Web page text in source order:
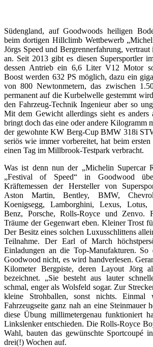
Südengland, auf Goodwoods heiligen
beim dortigen Hillclimb Wettbewerb
Jörgs Speed und Bergrennerfahrung,
an. Seit 2013 gibt es diesen Supersportler
dessen Antrieb ein 6,6 Liter V12 Motor
Boost werden 632 PS möglich, dazu ein
von 800 Newtonmetern, das zwischen
permanent auf die Kurbelwelle gestemmt
den Fahrzeug-Technik Ingenieur aber so
Mit dem Gewicht allerdings sieht es anders
bringt doch das eine oder andere Kilogramm
der gewohnte KW Berg-Cup BMW 318i
seriös wie immer vorbereitet, hat beim
einen Tag im Millbrook-Testpark verbracht.
Was ist denn nun der „Michelin Supercar
„Festival of Speed“ in Goodwood
Kräftemessen der Hersteller von
Aston Martin, Bentley, BMW,
Koenigsegg, Lamborghini, Lexus, Lotus,
Benz, Porsche, Rolls-Royce und Zenvo.
Träume der Gegenwart eben. Kleiner Trost
Der Besitz eines solchen Luxusschlittens
Teilnahme. Der Earl of March
Einladungen an die Top-Manufakturen. So
Goodwood nicht, es wird handverlesen.
Kilometer Bergpiste, deren Layout Jörg
bezeichnet. „Sie besteht aus lauter
schmal, enger als Wolsfeld sogar. Zur
kleine Strohballen, sonst nichts.
Fahrzeugseite ganz nah an eine Steinmauer
diese Übung millimetergenau funktioniert
Linkslenker entschieden. Die Rolls-Royce
Wahl, bauten das gewünschte Sportcoupé
drei(!) Wochen auf.